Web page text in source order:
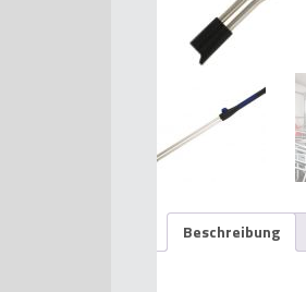
Beschreibung